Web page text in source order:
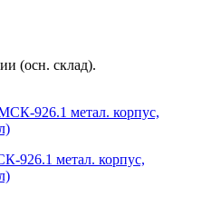
(осн. склад).
926.1 метал. корпус,